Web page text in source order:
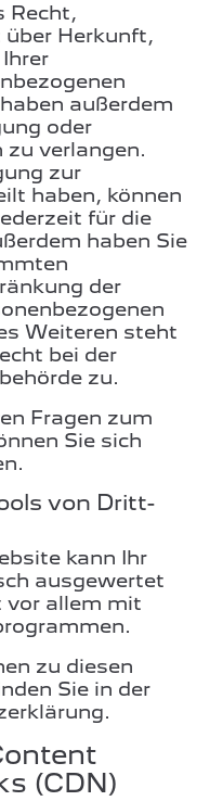
Recht,
Herkunft,
außerdem
oder
zu verlangen.
zur
haben, können
für die
haben Sie
der
Weiteren steht
bei der
zu.
Fragen zum
Sie sich
von Dritt­
kann Ihr
ausgewertet
vor allem mit
zu diesen
Sie in der
(CDN)